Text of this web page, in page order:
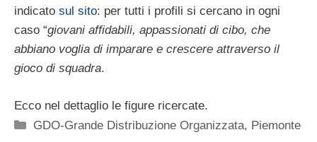
indicato sul sito: per tutti i profili si cercano in ogni
caso “giovani affidabili, appassionati di cibo, che
abbiano voglia di imparare e crescere attraverso il
gioco di squadra.
Ecco nel dettaglio le figure ricercate.
Categorie
GDO-Grande Distribuzione Organizzata, Piemonte